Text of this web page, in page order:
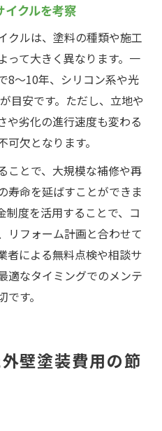
イクルを考察
クルは、塗料の種類や施工
って大きく異なります。一
8〜10年、シリコン系や光
目安です。ただし、立地や
や劣化の進行速度も変わる
欠となります。
ことで、大規模な補修や再
寿命を延ばすことができま
制度を活用することで、コ
リフォーム計画と合わせて
者による無料点検や相談サ
適なタイミングでのメンテ
す。
壁塗装費用の節